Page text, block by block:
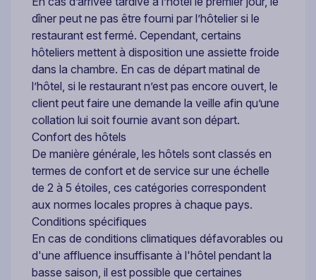
dîner peut ne pas être fourni par l’hôtelier si le
restaurant est fermé. Cependant, certains
hôteliers mettent à disposition une assiette froide
dans la chambre. En cas de départ matinal de
l’hôtel, si le restaurant n’est pas encore ouvert, le
client peut faire une demande la veille afin qu’une
collation lui soit fournie avant son départ.
Confort des hôtels
De manière générale, les hôtels sont classés en
termes de confort et de service sur une échelle
de 2 à 5 étoiles, ces catégories correspondent
aux normes locales propres à chaque pays.
Conditions spécifiques
En cas de conditions climatiques défavorables ou
d'une affluence insuffisante à l'hôtel pendant la
basse saison, il est possible que certaines